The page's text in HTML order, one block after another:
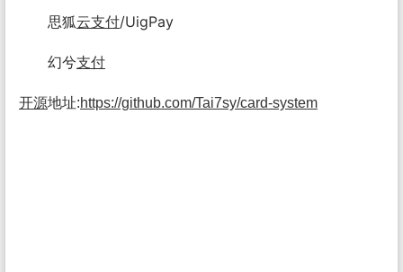
思狐云支付/UigPay
幻兮支付
开源地址:https://github.com/Tai7sy/card-system